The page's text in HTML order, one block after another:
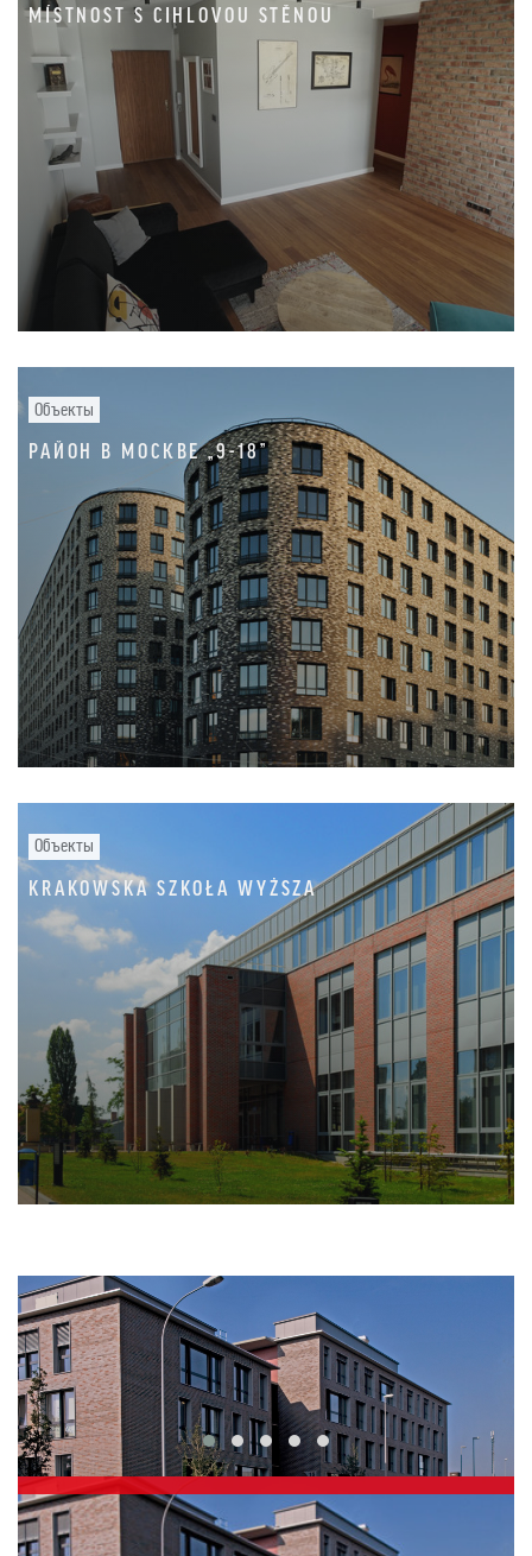
MÍSTNOST S CIHLOVOU STĚNOU
Объекты
РАЙОН В МОСКВЕ „9-18”
Объекты
KRAKOWSKA SZKOŁA WYŻSZA